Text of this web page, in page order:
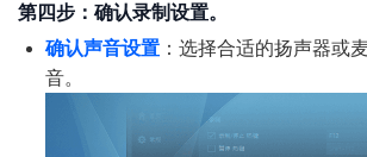
第四步：确认录制设置。
确认声音设置 ：选择合适的扬声器或
音。